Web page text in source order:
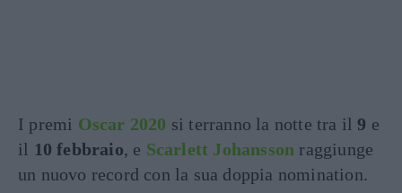
I premi Oscar 2020 si terranno la notte tra il 9 e
il 10 febbraio, e Scarlett Johansson raggiunge
un nuovo record con la sua doppia nomination.